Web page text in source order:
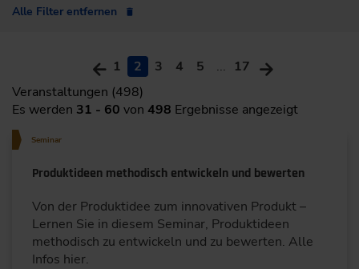
Alle Filter entfernen
1 2 3 4 5 ... 17
Veranstaltungen (498)
Es werden 31 - 60 von 498 Ergebnisse angezeigt
Seminar
Produktideen methodisch entwickeln und bewerten
Von der Produktidee zum innovativen Produkt –
Lernen Sie in diesem Seminar, Produktideen
methodisch zu entwickeln und zu bewerten. Alle
Infos hier.